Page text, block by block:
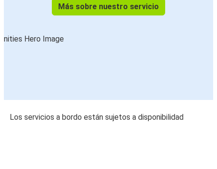
Más sobre nuestro servicio
Los servicios a bordo están sujetos a disponibilidad